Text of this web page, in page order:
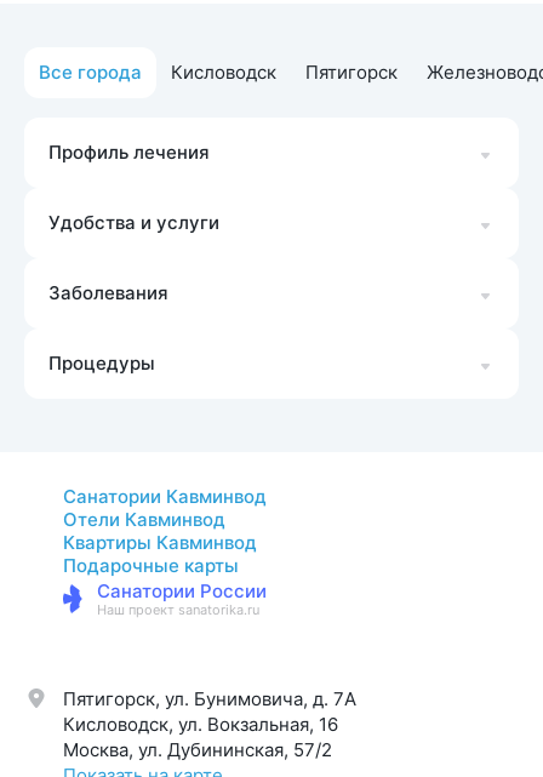
Все города Кисловодск Пятигорск
Профиль лечения
Удобства и услуги
Заболевания
Процедуры
Санатории Кавминвод
Отели Кавминвод
Квартиры Кавминвод
Подарочные карты
Санатории России
Наш проект sanatorika.ru
Пятигорск, ул. Бунимовича, д. 7A
Кисловодск, ул. Вокзальная, 16
Москва, ул. Дубининская, 57/2